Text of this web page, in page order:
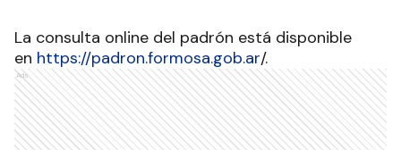
La consulta online del padrón está disponible
en https://padron.formosa.gob.ar/.
Ads